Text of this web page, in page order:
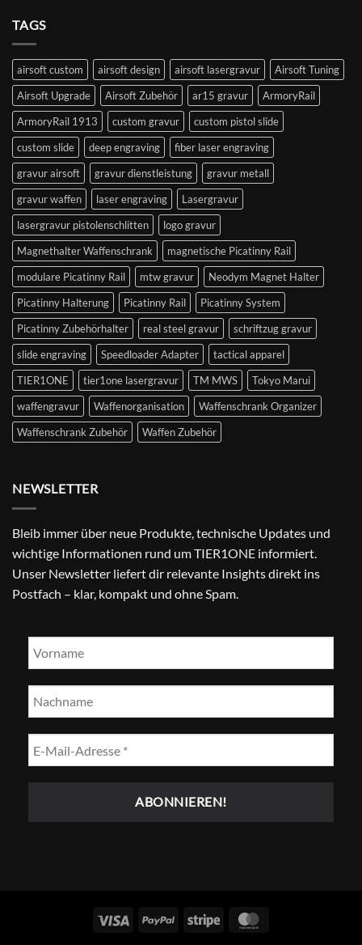
TAGS
airsoft custom airsoft design airsoft lasergravur
Airsoft Tuning
Airsoft Upgrade
Airsoft Zubehör ar15 gravur
ArmoryRail
ArmoryRail 1913
custom gravur
custom pistol slide
custom slide
deep engraving
fiber laser engraving
gravur airsoft
gravur dienstleistung
gravur metall
gravur waffen
laser engraving
Lasergravur
lasergravur pistolenschlitten
logo gravur
Magnethalter Waffenschrank
magnetische Picatinny Rail
modulare Picatinny Rail
mtw gravur
Neodym Magnet Halter
Picatinny Halterung
Picatinny Rail
Picatinny System
Picatinny Zubehörhalter
real steel gravur
schriftzug gravur
slide engraving
Speedloader Adapter
tactical apparel
TIER1ONE
tier1one lasergravur TM MWS
Tokyo Marui
waffengravur
Waffenorganisation
Waffenschrank Organizer
Waffenschrank Zubehör
Waffen Zubehör
NEWSLETTER
Bleib immer über neue Produkte, technische Updates und
wichtige Informationen rund um TIER1ONE informiert.
Unser Newsletter liefert dir relevante Insights direkt ins
Postfach – klar, kompakt und ohne Spam.
Visum PayPal Streifen